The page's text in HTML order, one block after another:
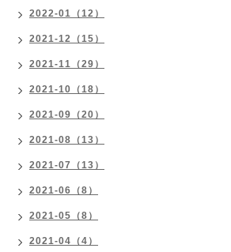
2022-01（12）
2021-12（15）
2021-11（29）
2021-10（18）
2021-09（20）
2021-08（13）
2021-07（13）
2021-06（8）
2021-05（8）
2021-04（4）